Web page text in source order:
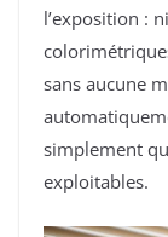
l’exposition :
sans aucune
simplement
exploitables.